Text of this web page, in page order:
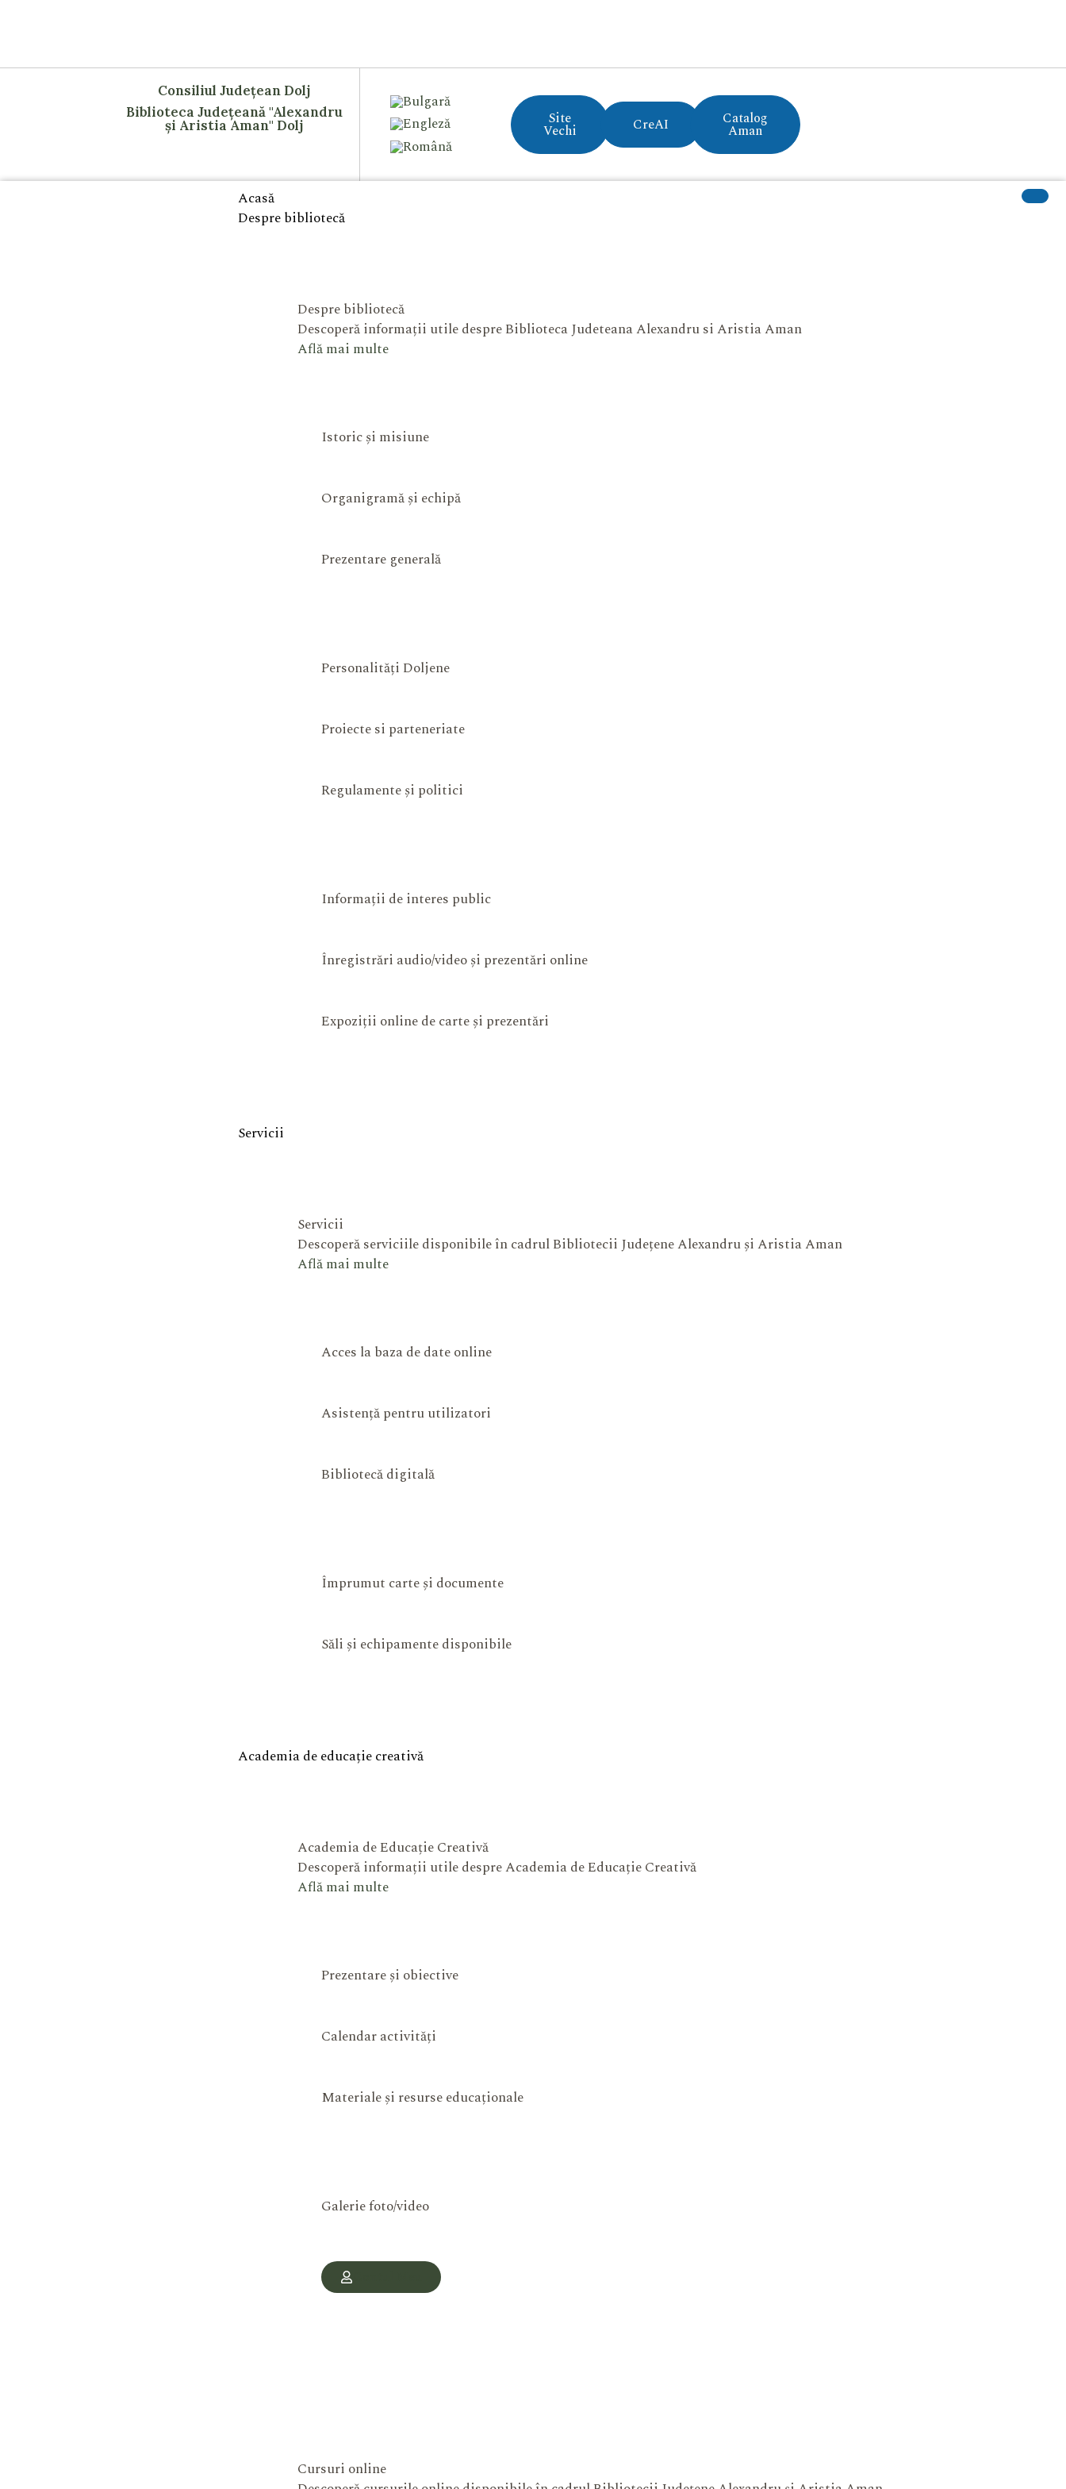
Consiliul Județean Dolj
Biblioteca Județeană "Alexandru
și Aristia Aman" Dolj Site
Vechi CreAI Catalog
Aman
Acasă
Despre bibliotecă
Despre bibliotecă
Descoperă informații utile despre Biblioteca Judeteana Alexandru si Aristia Aman
Află mai multe
Istoric și misiune
Organigramă și echipă
Prezentare generală
Personalități Doljene
Proiecte si parteneriate
Regulamente și politici
Informații de interes public
Înregistrări audio/video și prezentări online
Expoziții online de carte și prezentări
Servicii
Servicii
Descoperă serviciile disponibile în cadrul Bibliotecii Județene Alexandru și Aristia Aman
Află mai multe
Acces la baza de date online
Asistență pentru utilizatori
Bibliotecă digitală
Împrumut carte și documente
Săli și echipamente disponibile
Academia de educație creativă
Academia de Educație Creativă
Descoperă informații utile despre Academia de Educație Creativă
Află mai multe
Prezentare și obiective
Calendar activități
Materiale și resurse educaționale
Galerie foto/video
Cursuri online